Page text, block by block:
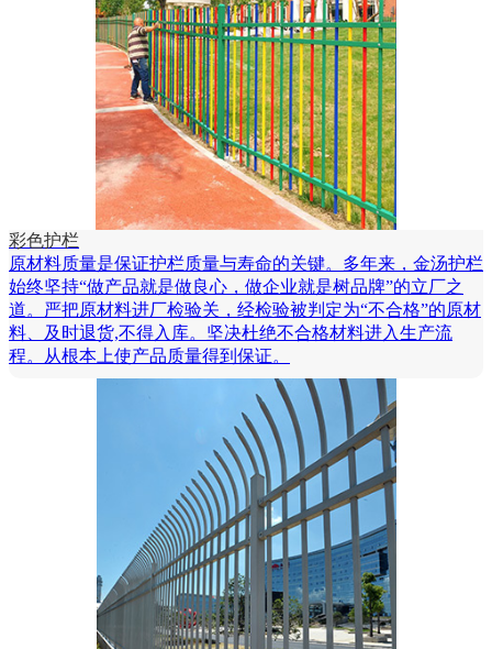
彩色护栏
原材料质量是保证护栏质量与寿命的关键。多年来，金汤护栏
始终坚持“做产品就是做良心，做企业就是树品牌”的立厂之
道。严把原材料进厂检验关，经检验被判定为“不合格”的原材
料、及时退货,不得入库。坚决杜绝不合格材料进入生产流
程。从根本上使产品质量得到保证。